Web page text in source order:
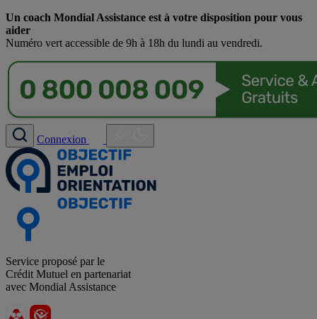
Un coach Mondial Assistance est à votre disposition pour vous
aider
Numéro vert accessible de 9h à 18h du lundi au vendredi.
Connexion
Service proposé par le
Crédit Mutuel en partenariat
avec Mondial Assistance